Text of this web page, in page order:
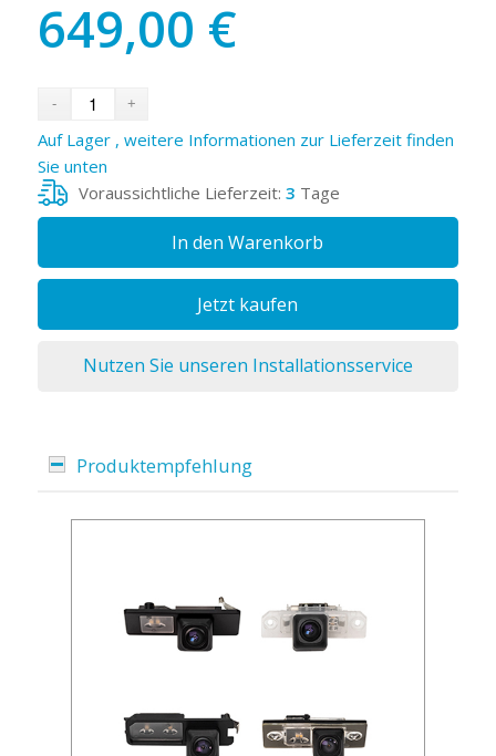
649,00 €
Auf Lager , weitere Informationen zur Lieferzeit finden
Sie unten
Voraussichtliche Lieferzeit: 3 Tage
In den Warenkorb
Jetzt kaufen
Nutzen Sie unseren Installationsservice
Produktempfehlung